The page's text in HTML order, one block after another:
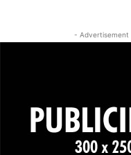
- Advertisement